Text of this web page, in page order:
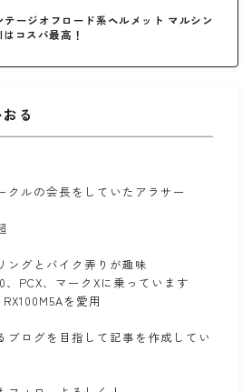
テージオフロード系ヘルメット マルシン
コスパ最高！
る
クルの会長をしていたアラサー
ングとバイク弄りが趣味
、PCX、マークXに乗っています
を愛用
ブログを目指して記事を作成してい